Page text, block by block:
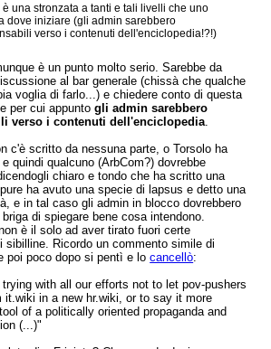
è una stronzata a tanti e tali livelli che uno
dove iniziare (gli admin sarebbero
verso i contenuti dell'enciclopedia!?!)
è un punto molto serio. Sarebbe da
al bar generale (chissà che qualche
voglia di farlo...) e chiedere conto di questa
per cui appuntogli admin sarebbero
verso i contenuti dell'enciclopedia
c'è scritto da nessuna parte, o Torsolo ha
quindi qualcuno (ArbCom?) dovrebbe
chiaro e tondo che ha scritto una
ha avuto una specie di lapsus e detto una
e in tal caso gli admin in blocco dovrebbero
di spiegare bene cosa intendono.
è il solo ad aver tirato fuori certe
sibilline. Ricordo un commento simile di
poi poco dopo si pentì e locancellò:
with all our efforts not to let pov-pushers
it.wiki in a new hr.wiki, or to say it more
of a politically oriented propaganda and
(...)"